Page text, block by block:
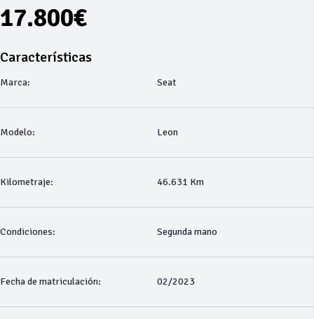
17.800€
Características
Marca: Seat
Modelo: Leon
Kilometraje: 46.631 Km
Condiciones: Segunda mano
Fecha de matriculación: 02/2023